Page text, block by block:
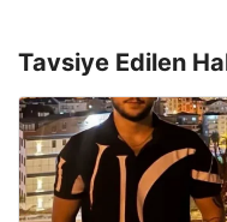
Tavsiye Edilen